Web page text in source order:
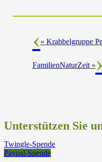
« Krabbelgruppe
FamilienNaturZeit »
Unterstützen Sie
Twingle-Spende
Paypal-Spende